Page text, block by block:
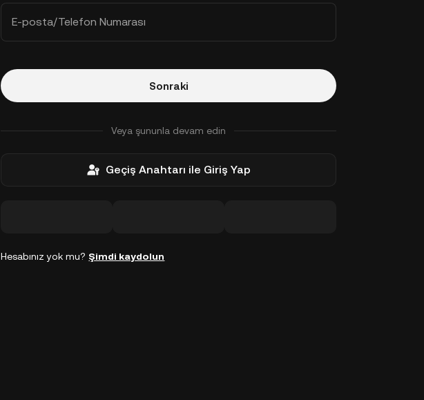
E-posta/Telefon Numarası
Sonraki
Veya şununla devam edin
Geçiş Anahtarı ile Giriş Yap
Hesabınız yok mu? Şimdi kaydolun